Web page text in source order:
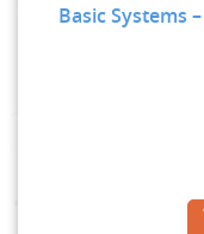
Basic Systems